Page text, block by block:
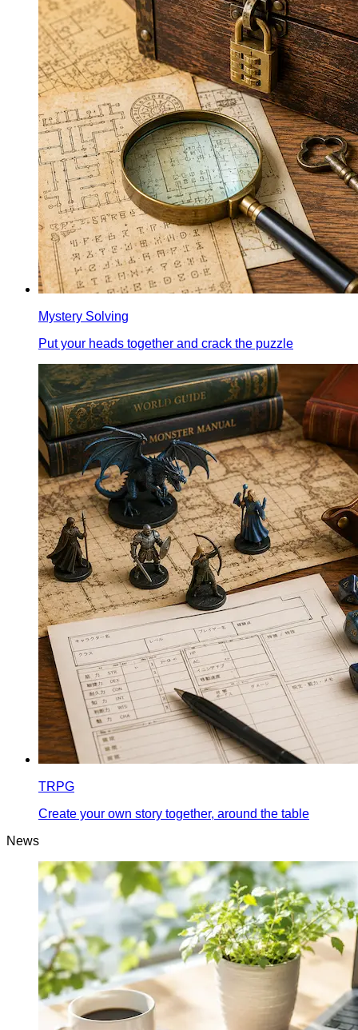
Mystery Solving
Put your heads together and crack the puzzle
TRPG
Create your own story together, around the table
News